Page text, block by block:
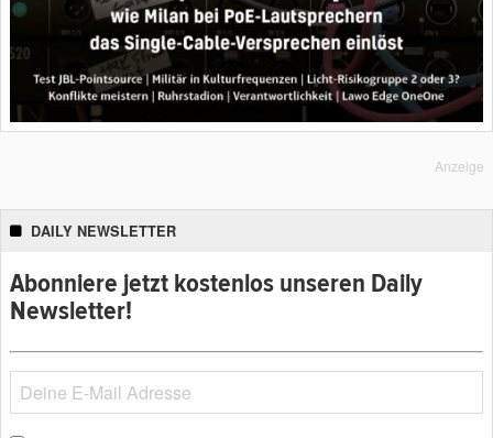
Anzeige
DAILY NEWSLETTER
Abonniere jetzt kostenlos unseren Daily
Newsletter!